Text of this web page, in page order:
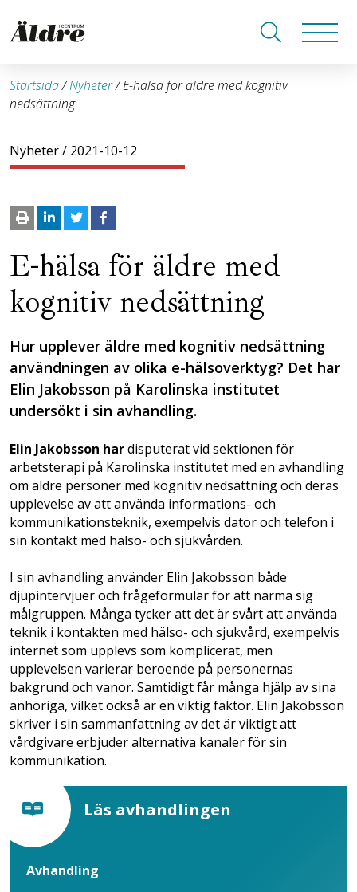
Startsida/Nyheter/E-hälsa för äldre med kognitiv
nedsättning
Nyheter/ 2021-10-12
E-hälsa för äldre med
kognitiv nedsättning
Hur upplever äldre med kognitiv nedsättning
användningen av olika e-hälsoverktyg? Det har
Elin Jakobsson på Karolinska institutet
undersökt i sin avhandling.
Elin Jakobsson hardisputerat vid sektionen för
arbetsterapi på Karolinska institutet med en avhandling
om äldre personer med kognitiv nedsättning och deras
upplevelse av att använda informations- och
kommunikationsteknik, exempelvis dator och telefon i
sin kontakt med hälso- och sjukvården.
I sin avhandling använder Elin Jakobsson både
djupintervjuer och frågeformulär för att närma sig
målgruppen. Många tycker att det är svårt att använda
teknik i kontakten med hälso- och sjukvård, exempelvis
internet som upplevs som komplicerat, men
upplevelsen varierar beroende på personernas
bakgrund och vanor. Samtidigt får många hjälp av sina
anhöriga, vilket också är en viktig faktor. Elin Jakobsson
skriver i sin sammanfattning av det är viktigt att
vårdgivare erbjuder alternativa kanaler för sin
kommunikation.
Läs avhandlingen
Avhandling